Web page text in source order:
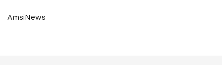
AmsiNews